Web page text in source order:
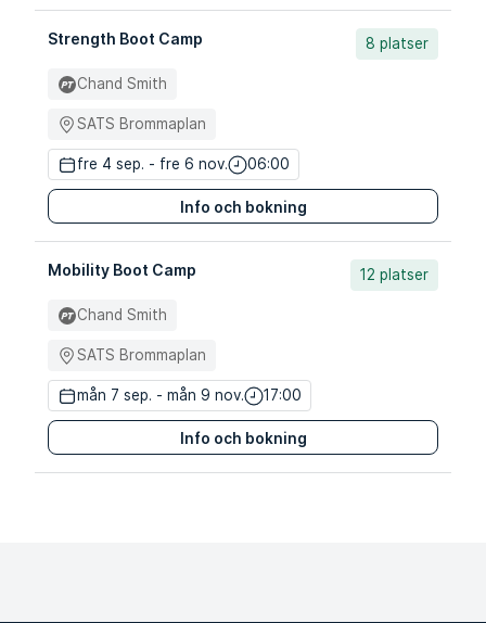
Strength Boot Camp
Chand Smith
SATS Brommaplan
fre 4 sep. - fre 6 nov. 06:00
8 platser
Info och bokning
Mobility Boot Camp
Chand Smith
SATS Brommaplan
mån 7 sep. - mån 9 nov. 17:00
12 platser
Info och bokning